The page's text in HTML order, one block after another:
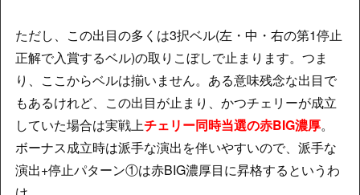
ただし、この出目の多くは3択ベル(左・中・右の第1停止
正解で入賞するベル)の取りこぼしで止まります。つま
り、ここからベルは揃いません。ある意味残念な出目で
もあるけれど、この出目が止まり、かつチェリーが成立
していた場合は実戦上チェリー同時当選の赤BIG濃厚。
ボーナス成立時は派手な演出を伴いやすいので、派手な
演出+停止パターン①は赤BIG濃厚目に昇格するというわ